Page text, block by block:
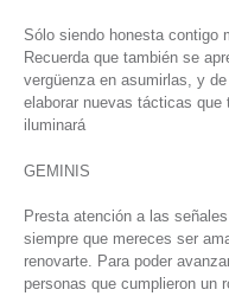
Sólo siendo honesta contigo
Recuerda que también se
vergüenza en asumirlas, y
elaborar nuevas tácticas
iluminará
GEMINIS
Presta atención a las
siempre que mereces ser
renovarte. Para poder
personas que cumplieron un